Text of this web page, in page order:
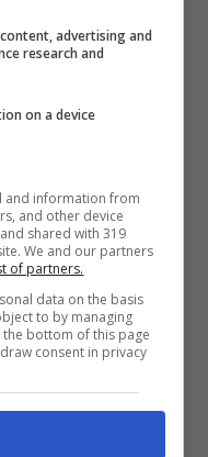
di
di
di
il
può essere
per quelli
45 giorni
advertising and
research and
on a device
and information from
and other device
shared with 319
We and our partners
of partners.
data on the basis
to by managing
bottom of this page
consent in privacy